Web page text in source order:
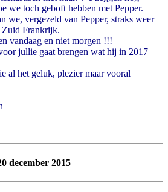
we toch geboft hebben met Pepper.
we, vergezeld van Pepper, straks weer
Zuid Frankrijk.
vandaag en niet morgen !!!
jullie gaat brengen wat hij in 2017
al het geluk, plezier maar vooral
december 2015